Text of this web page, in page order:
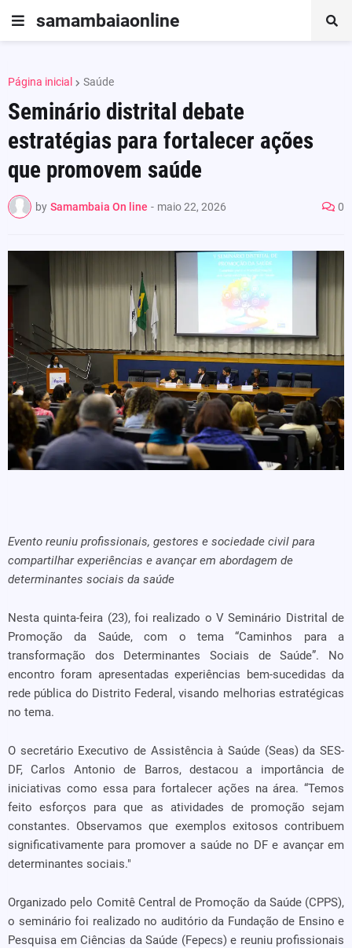
samambaiaonline
Página inicial Saúde
Seminário distrital debate
estratégias para fortalecer ações
que promovem saúde
by Samambaia On line - maio 22, 2026 0
Evento reuniu profissionais, gestores e sociedade civil para
compartilhar experiências e avançar em abordagem de
determinantes sociais da saúde
Nesta quinta-feira (23), foi realizado o V Seminário Distrital de
Promoção da Saúde, com o tema “Caminhos para a
transformação dos Determinantes Sociais de Saúde”. No
encontro foram apresentadas experiências bem-sucedidas da
rede pública do Distrito Federal, visando melhorias estratégicas
no tema.
O secretário Executivo de Assistência à Saúde (Seas) da SES-
DF, Carlos Antonio de Barros, destacou a importância de
iniciativas como essa para fortalecer ações na área. “Temos
feito esforços para que as atividades de promoção sejam
constantes. Observamos que exemplos exitosos contribuem
significativamente para promover a saúde no DF e avançar em
determinantes sociais."
Organizado pelo Comitê Central de Promoção da Saúde (CPPS),
o seminário foi realizado no auditório da Fundação de Ensino e
Pesquisa em Ciências da Saúde (Fepecs) e reuniu profissionais